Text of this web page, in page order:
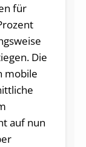
für
Die
mobile
auf nun